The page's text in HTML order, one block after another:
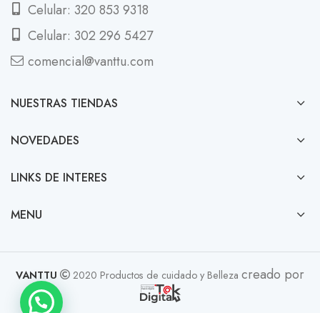
Celular: 320 853 9318
Celular: 302 296 5427
comencial@vanttu.com
NUESTRAS TIENDAS
NOVEDADES
LINKS DE INTERES
MENU
VANTTU 2020 Productos de cuidado y Belleza creado por